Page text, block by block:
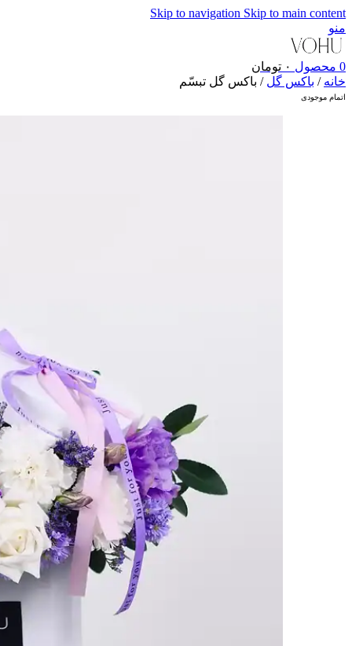
Skip to navigation Skip to main content
منو
0 محصول ۰ تومان
خانه / باکس گل / باکس گل تبسّم
اتمام موجودی